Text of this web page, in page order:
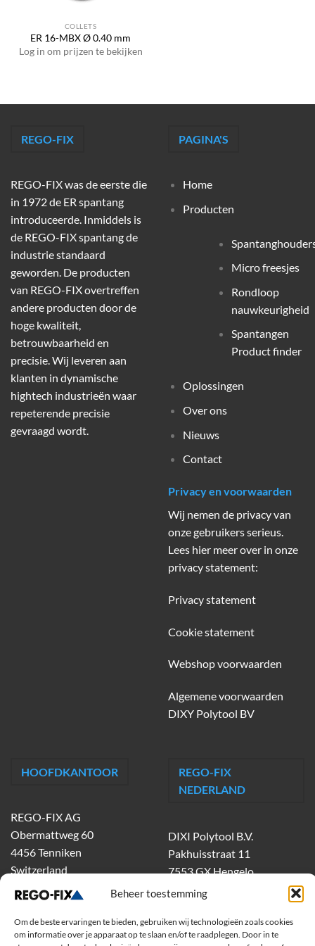
Beheer toestemming
Om de beste ervaringen te bieden, gebruiken wij technologieën zoals cookies
om informatie over je apparaat op te slaan en/of te raadplegen. Door in te
COLLETS
ER 16-MBX Ø 0.40 mm
Log in om prijzen te bekijken
REGO-FIX
REGO-FIX was de eerste die
in 1972 de ER spantang
introduceerde. Inmiddels is
de REGO-FIX spantang de
industrie standaard
geworden. De producten
van REGO-FIX overtreffen
andere producten door de
hoge kwaliteit,
betrouwbaarheid en
precisie. Wij leveren aan
klanten in dynamische
hightech industrieën waar
repeterende precisie
gevraagd wordt.
PAGINA'S
Home
Producten
Micro freesjes
Rondloop
nauwkeurigheid
Spantangen
Product finder
Oplossingen
Over ons
Nieuws
Contact
Privacy en voorwaarden
Wij nemen de privacy van
onze gebruikers serieus.
Lees hier meer over in onze
privacy statement:
Privacy statement
Cookie statement
Webshop voorwaarden
Algemene voorwaarden
DIXY Polytool BV
HOOFDKANTOOR
REGO-FIX AG
Obermattweg 60
4456 Tenniken
Switzerland
REGO-FIX
NEDERLAND
DIXI Polytool B.V.
Pakhuisstraat 11
7553 GX Hengelo
tel.
074-303 55 00
www.dixipolytool.com